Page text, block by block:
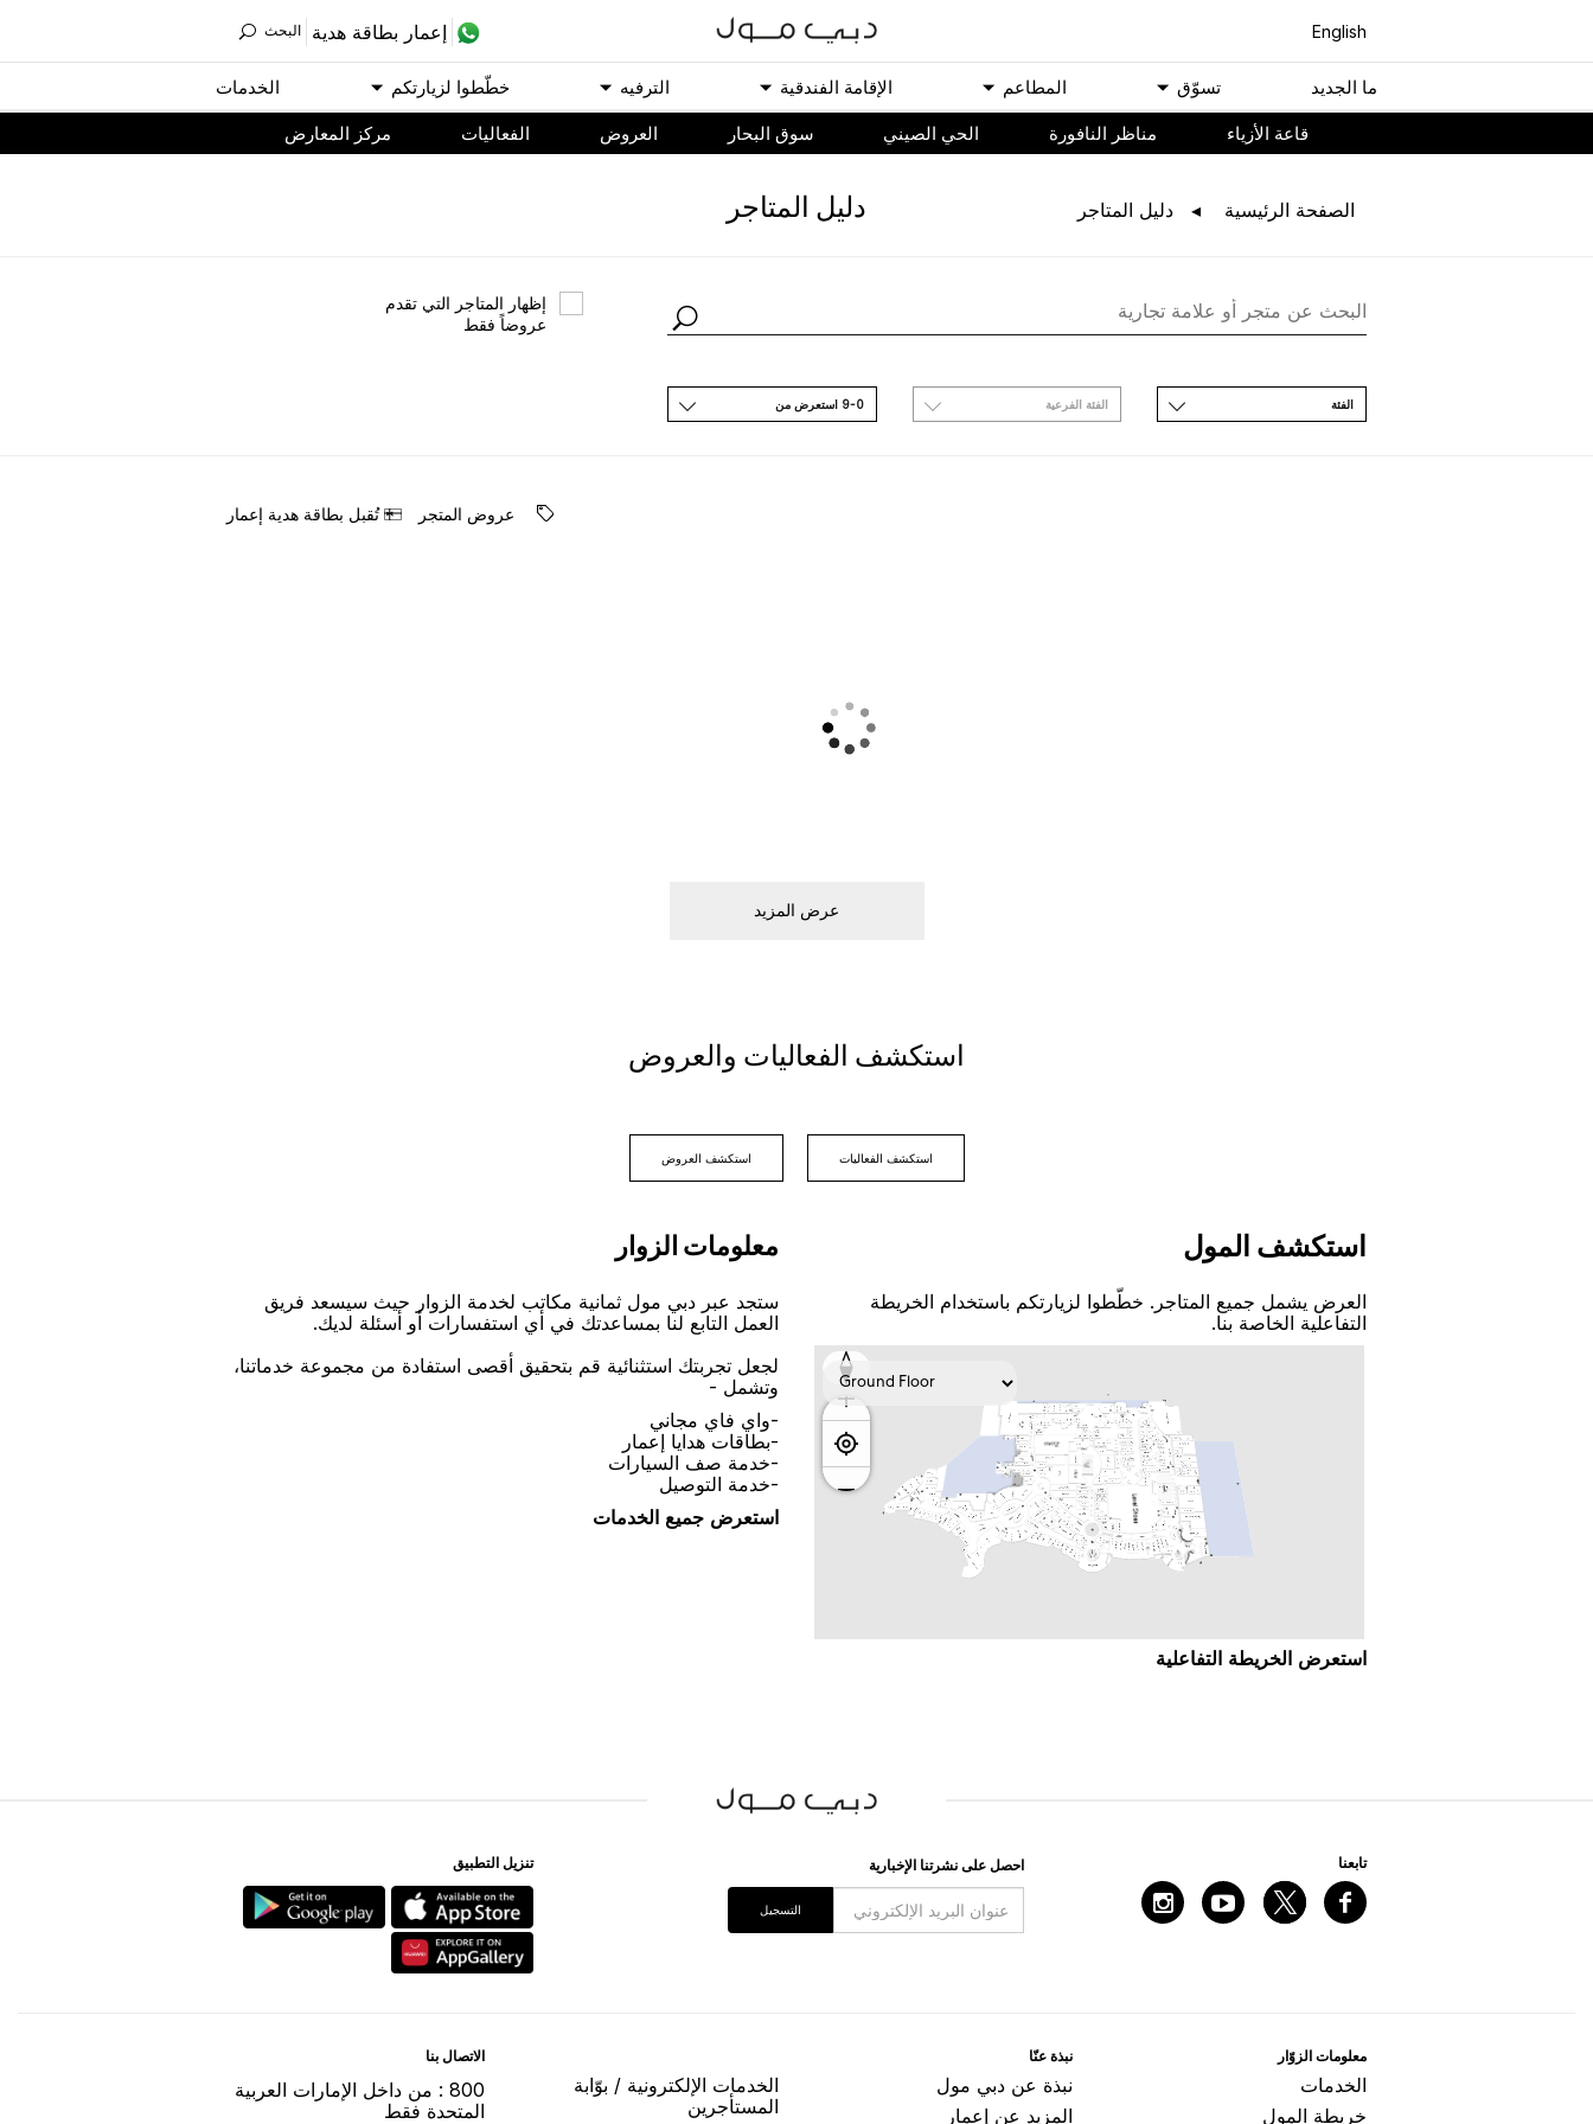
English ﺇﻋﻤﺎﺭ ﺑﻄﺎﻗﺔ ﻫﺪﻳﺔ اﻟﺒﺤﺚ
ﻣﺎ اﻟﺠﺪﻳﺪ ﺗﺴﻮّﻕ اﻟﻤﻄﺎﻋﻢ اﻹﻗﺎﻣﺔ اﻟﻔﻨﺪﻗﻴﺔ اﻟﺘﺮﻓﻴﻪ ﺧﻄّﻄﻮا ﻟﺰﻳﺎﺭﺗﻜﻢ اﻟﺨﺪﻣﺎﺕ
ﻗﺎﻋﺔ اﻷﺯﻳﺎء مناظر النافورة الحي الصيني سوق البحار اﻟﻌﺮﻭﺽ اﻟﻔﻌﺎﻟﻴﺎﺕ مركز المعارض
اﻟﺼﻔﺤﺔ اﻟﺮﺋﻴﺴﻴﺔ ﺩﻟﻴﻞ اﻟﻤﺘﺎﺟﺮ ﺩﻟﻴﻞ اﻟﻤﺘﺎﺟﺮ
ﺇﻇﻬﺎﺭ اﻟﻤﺘﺎﺟﺮ اﻟﺘﻲ ﺗﻘﺪﻡ
ﻋﺮﻭﺿﺎً ﻓﻘﻂ
اﻟﻔﺌﺔ اﻟﻔﺌﺔ اﻟﻔﺮﻋﻴﺔ 9-0 اﺳﺘﻌﺮﺽ ﻣﻦ
ﻋﺮﻭﺽ اﻟﻤﺘﺠﺮ ﺗُﻘﺒﻞ ﺑﻄﺎﻗﺔ ﻫﺪﻳﺔ ﺇﻋﻤﺎﺭ
ﻋﺮﺽ اﻟﻤﺰﻳﺪ
اﺳﺘﻜﺸﻒ اﻟﻔﻌﺎﻟﻴﺎﺕ ﻭاﻟﻌﺮﻭﺽ
اﺳﺘﻜﺸﻒ اﻟﻔﻌﺎﻟﻴﺎﺕ اﺳﺘﻜﺸﻒ اﻟﻌﺮﻭﺽ
اﺳﺘﻜﺸﻒ اﻟﻤﻮﻝ
اﻟﻌﺮﺽ ﻳﺸﻤﻞ ﺟﻤﻴﻊ اﻟﻤﺘﺎﺟﺮ. ﺧﻄّﻄﻮا ﻟﺰﻳﺎﺭﺗﻜﻢ ﺑﺎﺳﺘﺨﺪاﻡ اﻟﺨﺮﻳﻄﺔ
اﻟﺘﻔﺎﻋﻠﻴﺔ اﻟﺨﺎﺻﺔ ﺑﻨﺎ.
اﺳﺘﻌﺮﺽ اﻟﺨﺮﻳﻄﺔ اﻟﺘﻔﺎﻋﻠﻴﺔ
ﻣﻌﻠﻮﻣﺎﺕ اﻟﺰﻭاﺭ
ﺳﺘﺠﺪ ﻋﺒﺮ ﺩﺑﻲ ﻣﻮﻝ ﺛﻤﺎﻧﻴﺔ ﻣﻜﺎﺗﺐ ﻟﺨﺪﻣﺔ اﻟﺰﻭاﺭ ﺣﻴﺚ ﺳﻴﺴﻌﺪ ﻓﺮﻳﻖ
اﻟﻌﻤﻞ اﻟﺘﺎﺑﻊ ﻟﻨﺎ ﺑﻤﺴﺎﻋﺪﺗﻚ ﻓﻲ ﺃﻱ اﺳﺘﻔﺴﺎﺭاﺕ ﺃﻭ ﺃﺳﺌﻠﺔ ﻟﺪﻳﻚ.
ﻟﺠﻌﻞ ﺗﺠﺮﺑﺘﻚ اﺳﺘﺜﻨﺎﺋﻴﺔ ﻗﻢ ﺑﺘﺤﻘﻴﻖ ﺃﻗﺼﻰ اﺳﺘﻔﺎﺩﺓ ﻣﻦ ﻣﺠﻤﻮﻋﺔ ﺧﺪﻣﺎﺗﻨﺎ،
ﻭﺗﺸﻤﻞ -
-ﻭاﻱ ﻓﺎﻱ ﻣﺠﺎﻧﻲ
-ﺑﻄﺎﻗﺎﺕ ﻫﺪاﻳﺎ ﺇﻋﻤﺎﺭ
-ﺧﺪﻣﺔ ﺻﻒ اﻟﺴﻴﺎﺭاﺕ
-ﺧﺪﻣﺔ اﻟﺘﻮﺻﻴﻞ
اﺳﺘﻌﺮﺽ ﺟﻤﻴﻊ اﻟﺨﺪﻣﺎﺕ
ﺗﺎﺑﻌﻨﺎ اﺣﺼﻞ ﻋﻠﻰ ﻧﺸﺮﺗﻨﺎ اﻹﺧﺒﺎﺭﻳﺔ
اﻟﺘﺴﺠﻴﻞ
ﺗﻨﺰﻳﻞ اﻟﺘﻄﺒﻴﻖ
ﻣﻌﻠﻮﻣﺎﺕ اﻟﺰﻭّاﺭ
اﻟﺨﺪﻣﺎﺕ
ﺧﺮﻳﻄﺔ اﻟﻤﻮﻝ
ﻧﺒﺬﺓ ﻋﻨّﺎ
ﻧﺒﺬﺓ ﻋﻦ ﺩﺑﻲ ﻣﻮﻝ
المزيد عن إعمار
اﻟﺨﺪﻣﺎﺕ اﻹﻟﻜﺘﺮﻭﻧﻴﺔ / ﺑﻮّاﺑﺔ
اﻟﻤﺴﺘﺄﺟﺮﻳﻦ
اﻻﺗﺼﺎﻝ ﺑﻨﺎ
800 : ﻣﻦ ﺩاﺧﻞ اﻹﻣﺎﺭاﺕ اﻟﻌﺮﺑﻴﺔ
اﻟﻤﺘﺤﺪﺓ ﻓﻘﻂ